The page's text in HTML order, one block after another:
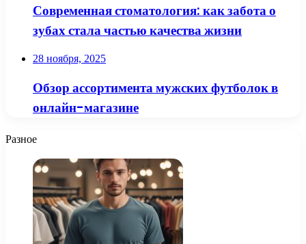
Современная стоматология: как забота о
зубах стала частью качества жизни
28 ноября, 2025
Обзор ассортимента мужских футболок в
онлайн-магазине
Разное